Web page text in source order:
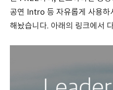
공연 Intro 등 자유롭게 사용
해놨습니다. 아래의 링크에서